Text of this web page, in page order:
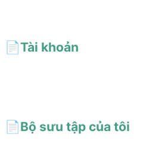
📄️Tài khoản
📄️Bộ sưu tập của tôi